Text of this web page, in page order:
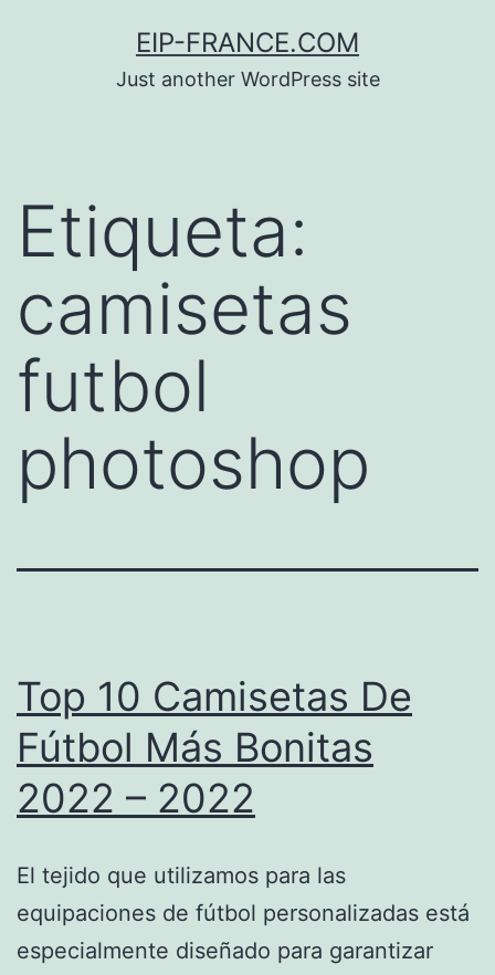
EIP-FRANCE.COM
Just another WordPress site
Etiqueta:
camisetas
futbol
photoshop
Top 10 Camisetas De
Fútbol Más Bonitas
2022 – 2022
El tejido que utilizamos para las
equipaciones de fútbol personalizadas está
especialmente diseñado para garantizar